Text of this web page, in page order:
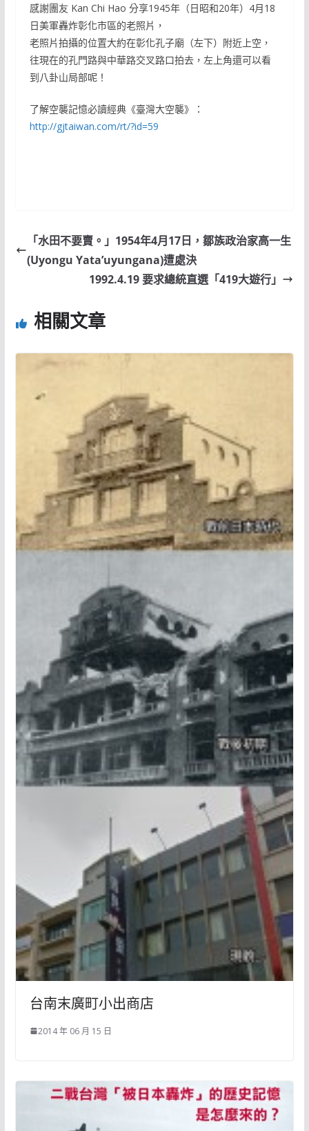
感謝團友 Kan Chi Hao 分享1945年（日昭和20年）4月18
日美軍轟炸彰化市區的老照片，
老照片拍攝的位置大約在彰化孔子廟（左下）附近上空，
往現在的孔門路與中華路交叉路口拍去，左上角還可以看
到八卦山局部呢！
了解空襲記憶必讀經典《臺灣大空襲》：
http://gjtaiwan.com/rt/?id=59
「水田不要賣。」1954年4月17日，鄒族政治家高一生
(Uyongu Yata’uyungana)遭處決
1992.4.19 要求總統直選「419大遊行」
相關文章
台南末廣町小出商店
2014 年 06 月 15 日